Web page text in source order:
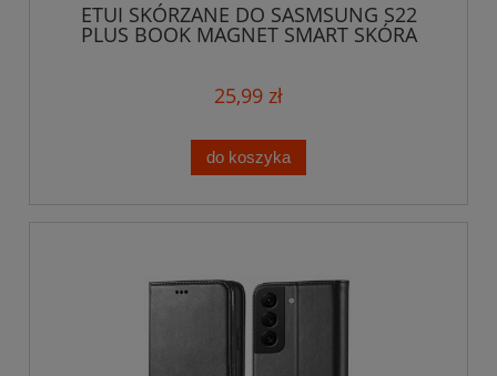
ETUI SKÓRZANE DO SASMSUNG S22
PLUS BOOK MAGNET SMART SKÓRA
25,99 zł
do koszyka